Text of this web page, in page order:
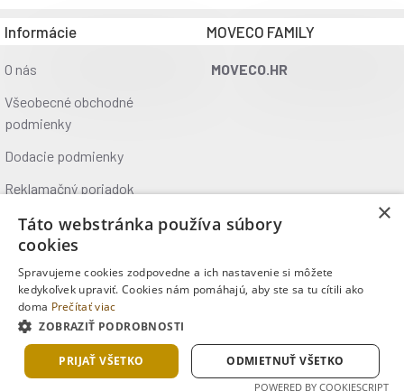
Informácie
O nás
Všeobecné obchodné
podmienky
Dodacie podmienky
Reklamačný poriadok
Ochrana údajov
Kontakt
Kde nás nájdete
MOVECO FAMILY
MOVECO.HR
Copyright © 2025, MOVECO s.r.o., Všetky práva vyhradené
×
Táto webstránka používa súbory
cookies
Spravujeme cookies zodpovedne a ich nastavenie si môžete
kedykoľvek upraviť. Cookies nám pomáhajú, aby ste sa tu cítili ako
doma Prečítať viac
ZOBRAZIŤ PODROBNOSTI
PRIJAŤ VŠETKO ODMIETNUŤ VŠETKO
POWERED BY COOKIESCRIPT